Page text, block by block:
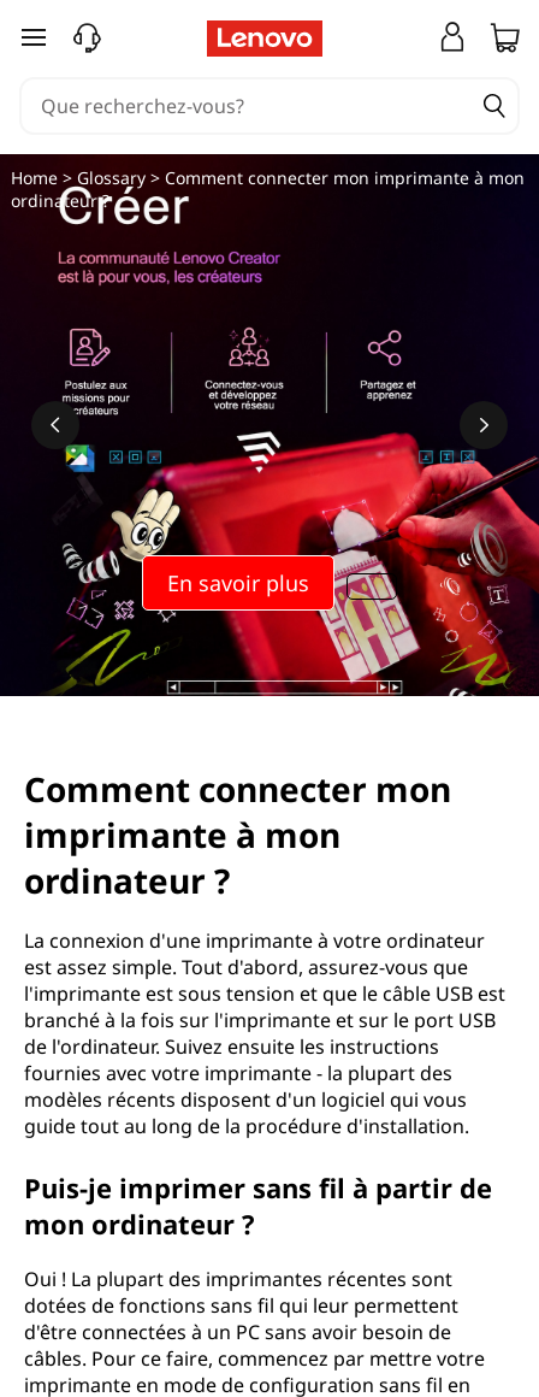
passer au contenu principal
En savoir plus
Home> Glossary> Comment connecter mon imprimante à mon
ordinateur ?
Comment connecter mon
imprimante à mon
ordinateur ?
La connexion d'une imprimante à votre ordinateur
est assez simple. Tout d'abord, assurez-vous que
l'imprimante est sous tension et que le câble USB est
branché à la fois sur l'imprimante et sur le port USB
de l'ordinateur. Suivez ensuite les instructions
fournies avec votre imprimante - la plupart des
modèles récents disposent d'un logiciel qui vous
guide tout au long de la procédure d'installation.
Puis-je imprimer sans fil à partir de
mon ordinateur ?
Oui ! La plupart des imprimantes récentes sont
dotées de fonctions sans fil qui leur permettent
d'être connectées à un PC sans avoir besoin de
câbles. Pour ce faire, commencez par mettre votre
imprimante en mode de configuration sans fil en